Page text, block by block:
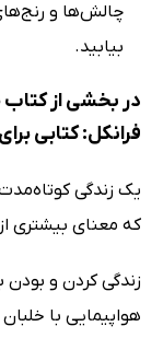
چالش‌ها و
بیابید.
در بخشی از
فرانکل: کتابی برای 21 روز تامل درباره معنا می‌شنویم
یک زندگی
که معنای بیشتری از یک
زندگی کردن و
هواپیمایی با